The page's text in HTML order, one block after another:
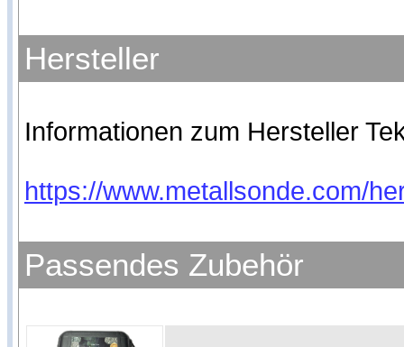
Hersteller
Informationen zum Hersteller
https://www.metallsonde.com/
Passendes Zubehör